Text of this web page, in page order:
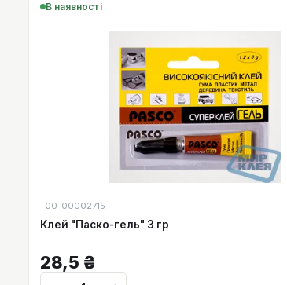
В наявності
00-00002715
Клей "Паско-гель" 3 гр
28,5 ₴